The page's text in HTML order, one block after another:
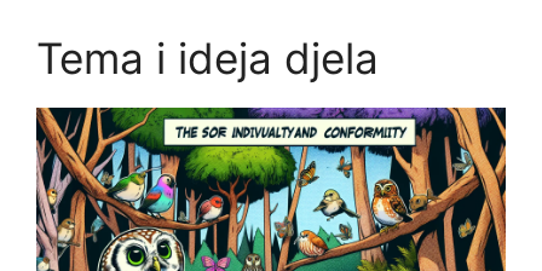
Tema i ideja djela